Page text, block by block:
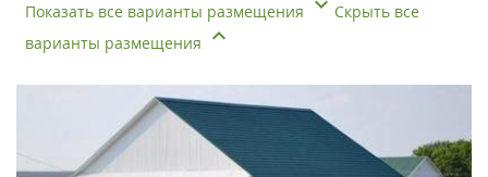
Показать все варианты размещения
Скрыть все
варианты размещения